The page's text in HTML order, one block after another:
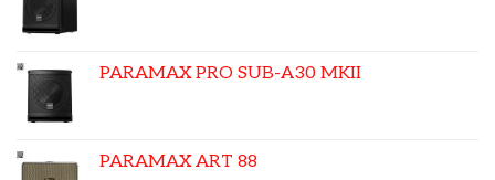
PARAMAX PRO SUB-A30 MKII
PARAMAX ART 88